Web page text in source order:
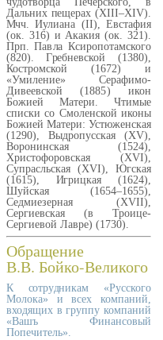
Дальних пещерах (XIII–XIV).
Мчч. Иулиана (II), Евстафия
(ок. 316) и Акакия (ок. 321).
Прп. Павла Ксиропотамского
(820). Гребневской (1380),
Костромской (1672) и
«Умиление» Серафимо-
Дивеевской (1885) икон
Божией Матери. Чтимые
списки со Смоленской иконы
Божией Матери: Устюженская
(1290), Выдропусская (XV),
Воронинская (1524),
Христофоровская (XVI),
Супрасльская (XVI), Югская
(1615), Игрицкая (1624),
Шуйская (1654–1655),
Седмиезерная (XVII),
Сергиевская (в Троице-
Сергиевой Лавре) (1730).
Обращение
В.В. Бойко-Великого
К сотрудникам «Русского
Молока» и всех компаний,
входящих в группу компаний
«Вашъ Финансовый
Попечитель».